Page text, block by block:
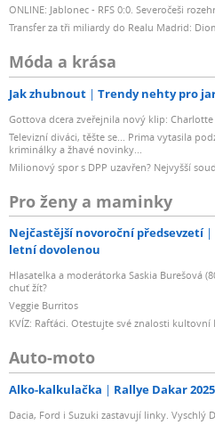
ONLINE: Jablonec - RFS 0:0. Severočeši
Transfer za tři miliardy do Realu Madrid:
Móda a krása
Jak zhubnout Trendy nehty pro
Gottova dcera zveřejnila nový klip:
Televizní diváci, těšte se... Prima vytasila
kriminálky a žhavé novinky...
Milionový spor s DPP uzavřen? Nejvyšší
Pro ženy a maminky
Nejčastější novoroční předsevzetí
letní dovolenou
Hlasatelka a moderátorka Saskia Burešová
chuť žít?
Veggie Burritos
KVÍZ: Rafťáci. Otestujte své znalosti
Auto-moto
Alko-kalkulačka Rallye Dakar 2025
Dacia, Ford i Suzuki zastavují linky. Vyschlý